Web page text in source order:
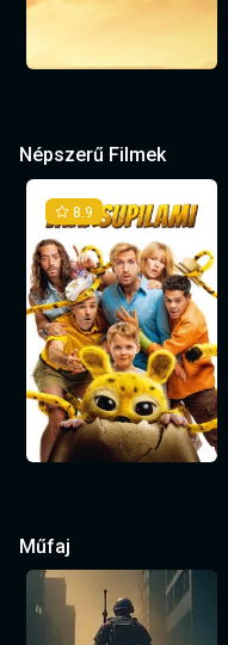
Népszerű Filmek
8.9
Műfaj